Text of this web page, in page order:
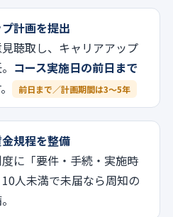
計画を提出
聴取し、キャリアアップ
コース実施日の前日まで
前日まで／計画期間は3〜5年
規程を整備
に「要件・手続・実施時
人未満で未届なら周知の